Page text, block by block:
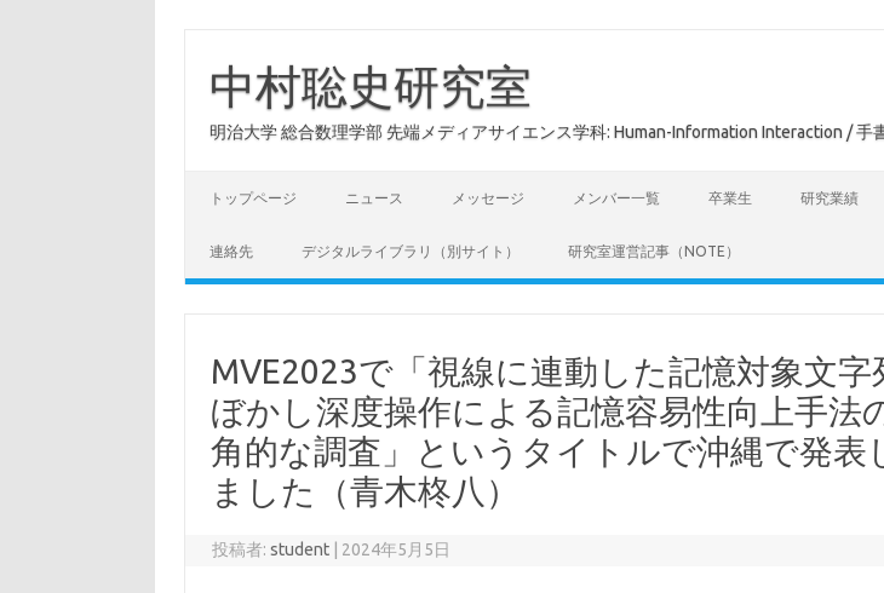
中村聡史研究室
明治大学 総合数理学部 先端メディアサイエンス学科: Human-Information Interaction / 手
トップページ ニュース メッセージ メンバー一覧 卒業生 研究業績
連絡先 デジタルライブラリ（別サイト） 研究室運営記事（NOTE）
MVE2023で「視線に連動した記憶対象文字
ぼかし深度操作による記憶容易性向上手法
角的な調査」というタイトルで沖縄で発表
ました（青木柊八）
投稿者:student 2024年5月5日